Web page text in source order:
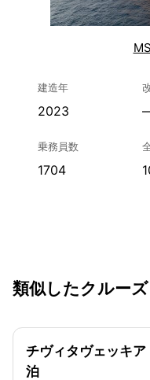
建造年
2023
乗務員数
1704
類似したクルーズ
チヴィタヴェッキ
泊